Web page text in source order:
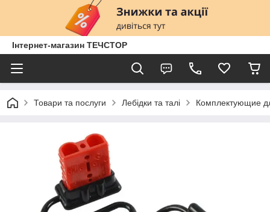
Інтернет-магазин ТЕЧСТОР
Товари та послуги Лебідки та талі Комплектующие